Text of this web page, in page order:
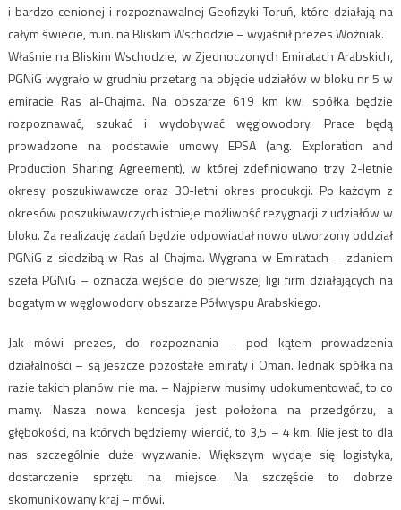
i bardzo cenionej i rozpoznawalnej Geofizyki Toruń, które działają na
całym świecie, m.in. na Bliskim Wschodzie – wyjaśnił prezes Wożniak.
Właśnie na Bliskim Wschodzie, w Zjednoczonych Emiratach Arabskich,
PGNiG wygrało w grudniu przetarg na objęcie udziałów w bloku nr 5 w
emiracie Ras al-Chajma. Na obszarze 619 km kw. spółka będzie
rozpoznawać, szukać i wydobywać węglowodory. Prace będą
prowadzone na podstawie umowy EPSA (ang. Exploration and
Production Sharing Agreement), w której zdefiniowano trzy 2-letnie
okresy poszukiwawcze oraz 30-letni okres produkcji. Po każdym z
okresów poszukiwawczych istnieje możliwość rezygnacji z udziałów w
bloku. Za realizację zadań będzie odpowiadał nowo utworzony oddział
PGNiG z siedzibą w Ras al-Chajma. Wygrana w Emiratach – zdaniem
szefa PGNiG – oznacza wejście do pierwszej ligi firm działających na
bogatym w węglowodory obszarze Półwyspu Arabskiego.
Jak mówi prezes, do rozpoznania – pod kątem prowadzenia
działalności – są jeszcze pozostałe emiraty i Oman. Jednak spółka na
razie takich planów nie ma. – Najpierw musimy udokumentować, to co
mamy. Nasza nowa koncesja jest położona na przedgórzu, a
głębokości, na których będziemy wiercić, to 3,5 – 4 km. Nie jest to dla
nas szczególnie duże wyzwanie. Większym wydaje się logistyka,
dostarczenie sprzętu na miejsce. Na szczęście to dobrze
skomunikowany kraj – mówi.